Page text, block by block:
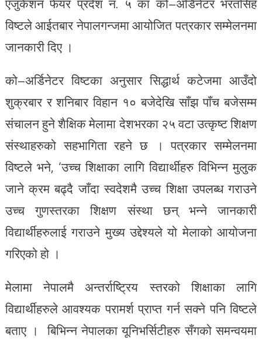
विष्टले आईतबार नेपालगन्जमा आयोजित पत्रकार सम्मेलनमा
जानकारी दिए ।
को–अर्डिनेटर विष्टका अनुसार सिद्धार्थ कटेजमा आउँदो
शुक्रबार र शनिबार विहान १० बजेदेखि साँझ पाँच बजेसम्म
संचालन हुने शैक्षिक मेलामा देशभरका २५ वटा उत्कृष्ट शिक्षण
संस्थाहरुको सहभागिता रहने छ । पत्रकार सम्मेलनमा
विष्टले भने, ‘उच्च शिक्षाका लागि विद्यार्थीहरु विभिन्न मुलुक
जाने क्रम बढ्दै जाँदा स्वदेशमै उच्च शिक्षा उपलब्ध गराउने
उच्च गुणस्तरका शिक्षण संस्था छन् भन्ने जानकारी
विद्यार्थीहरुलाई गराउने मुख्य उद्देश्यले यो मेलाको आयोजना
गरिएको हो ।
मेलामा नेपालमै अन्तर्राष्ट्रिय स्तरको शिक्षाका लागि
विद्यार्थीहरुले आवश्यक परामर्श प्राप्त गर्न सक्ने पनि विष्टले
बताए । बिभिन्न नेपालका यूनिभर्सिटीहरु सँगको समन्वयमा